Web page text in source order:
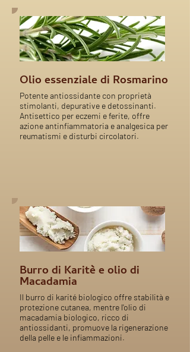
Olio essenziale di Rosmarino
Potente antiossidante con proprietà
stimolanti, depurative e detossinanti.
Antisettico per eczemi e ferite, offre
azione antinfiammatoria e analgesica per
reumatismi e disturbi circolatori.
Burro di Karitè e olio di
Macadamia
Il burro di karité biologico offre stabilità e
protezione cutanea, mentre l'olio di
macadamia biologico, ricco di
antiossidanti, promuove la rigenerazione
della pelle e le infiammazioni.